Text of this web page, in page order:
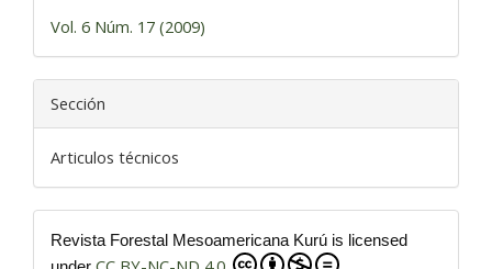
Vol. 6 Núm. 17 (2009)
Sección
Articulos técnicos
Revista Forestal Mesoamericana Kurú is licensed